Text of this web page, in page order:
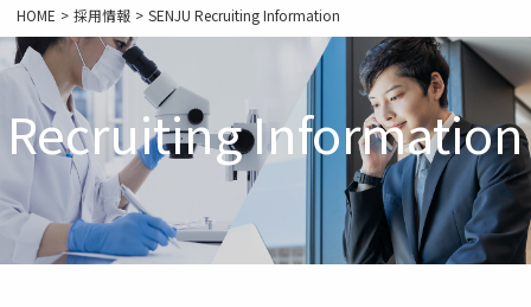
ン
コ
テ
に
HOME 採用情報 SENJU Recruiting Information
Recruiting Information